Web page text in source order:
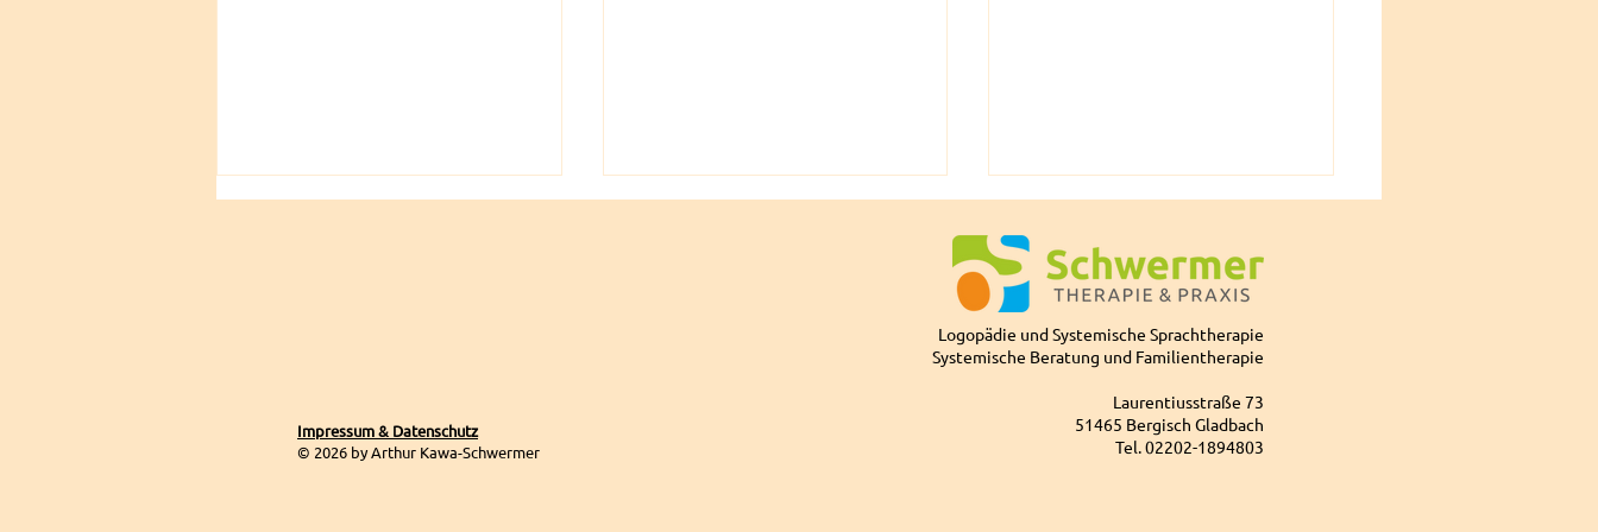
bis zum 21. August
BVSS Seminar „Mein Kind
stottert“
Impressum & Datenschutz
© 2026 by Arthur Kawa-Schwermer
Logopädie und Systemische Sprachtherapie
Systemische Beratung und Familientherapie
Laurentiusstraße 73
51465 Bergisch Gladbach
Tel. 02202-1894803